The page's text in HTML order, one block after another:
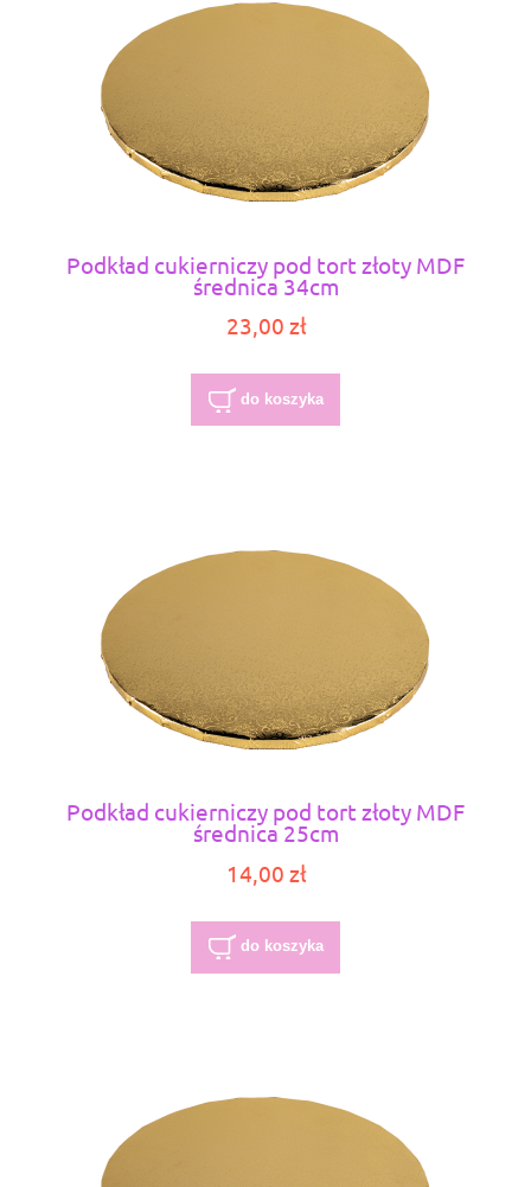
Podkład cukierniczy pod tort złoty MDF
średnica 34cm
23,00 zł
do koszyka
Podkład cukierniczy pod tort złoty MDF
średnica 25cm
14,00 zł
do koszyka